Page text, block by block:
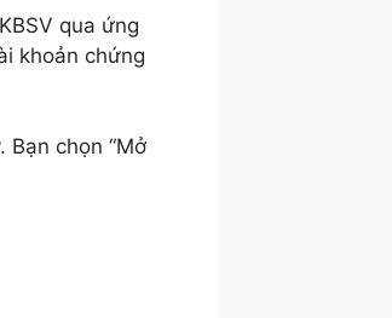
qua ứng
khoản chứng
chọn “Mở